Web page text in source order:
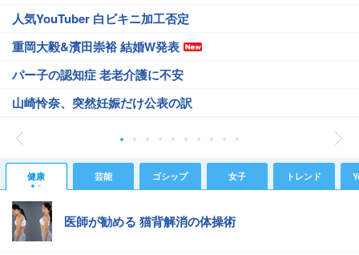
人気YouTuber 白ビキニ加工否定
重岡大毅&濱田崇裕 結婚W発表
パー子の認知症 老老介護に不安
山崎怜奈、突然妊娠だけ公表の訳
健康 芸能 ゴシップ 女子 トレンド
医師が勧める 猫背解消の体操術